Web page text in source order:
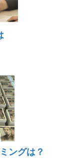
ングは？